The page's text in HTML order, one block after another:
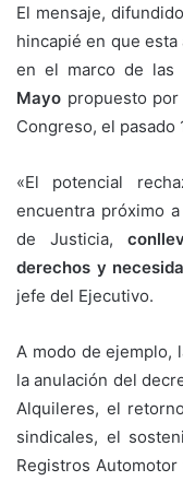
El mensaje,
hincapié en que
en el marco de las
Mayo propuesto
Congreso, el pasado
«El potencial
encuentra próximo
de Justicia,
derechos y
jefe del Ejecutivo.
A modo de ejemplo,
la anulación del
Alquileres, el
sindicales, el
Registros